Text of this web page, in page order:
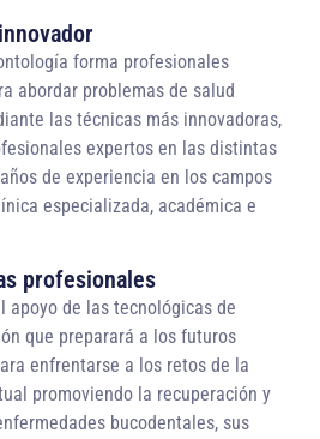
forma profesionales
abordar problemas de salud
las técnicas más innovadoras,
expertos en las distintas
de experiencia en los campos
especializada, académica e
profesionales
apoyo de las tecnológicas de
que preparará a los futuros
enfrentarse a los retos de la
promoviendo la recuperación y
bucodentales, sus